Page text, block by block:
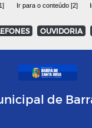
Ir para o conteúdo [2]
OUVIDORIA
de